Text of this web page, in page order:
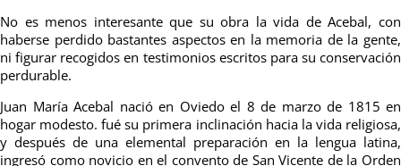
No es menos interesante que su obra la vida de Acebal, con
haberse perdido bastantes aspectos en la memoria de la gente,
ni figurar recogidos en testimonios escritos para su conservación
perdurable.
Juan María Acebal nació en Oviedo el 8 de marzo de 1815 en
hogar modesto. fué su primera inclinación hacia la vida religiosa,
y después de una elemental preparación en la lengua latina,
ingresó como novicio en el convento de San Vicente de la Orden